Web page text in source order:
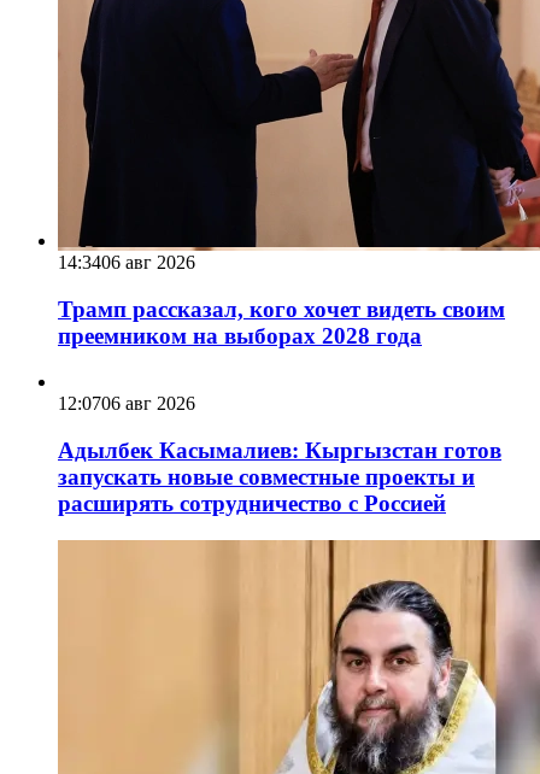
14:3406 авг 2026
Трамп рассказал, кого хочет видеть своим
преемником на выборах 2028 года
12:0706 авг 2026
Адылбек Касымалиев: Кыргызстан готов
запускать новые совместные проекты и
расширять сотрудничество с Россией